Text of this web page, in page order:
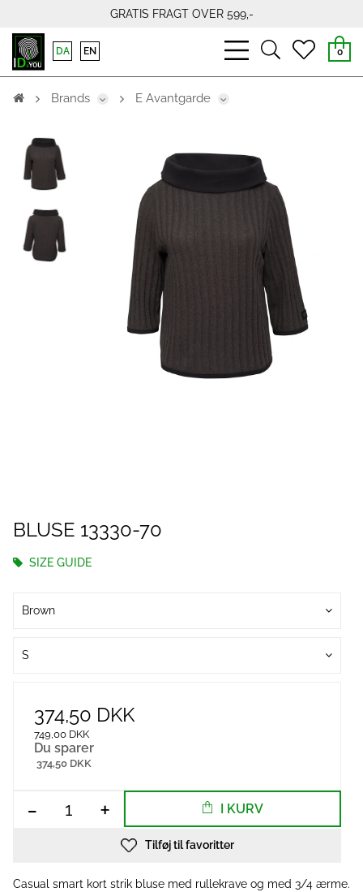
GRATIS FRAGT OVER 599,-
bars
light
searchheart
0
DA EN
Brands E Avantgarde
BLUSE 13330-70
SIZE GUIDE
Brown
S
374,50 DKK
749,00 DKK
Du sparer
374,50 DKK
- + I KURV
Tilføj til favoritter
Casual smart kort strik bluse med rullekrave og med 3/4 ærme.